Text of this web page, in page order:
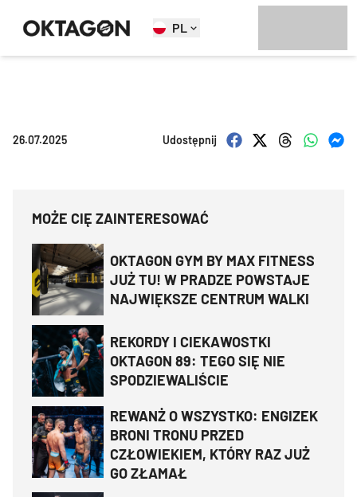
PL
26.07.2025 Udostępnij
MOŻE CIĘ ZAINTERESOWAĆ
OKTAGON GYM BY MAX FITNESS
JUŻ TU! W PRADZE POWSTAJE
NAJWIĘKSZE CENTRUM WALKI
REKORDY I CIEKAWOSTKI
OKTAGON 89: TEGO SIĘ NIE
SPODZIEWALIŚCIE
REWANŻ O WSZYSTKO: ENGIZEK
BRONI TRONU PRZED
CZŁOWIEKIEM, KTÓRY RAZ JUŻ
GO ZŁAMAŁ